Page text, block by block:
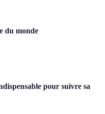
du monde
pour suivre sa